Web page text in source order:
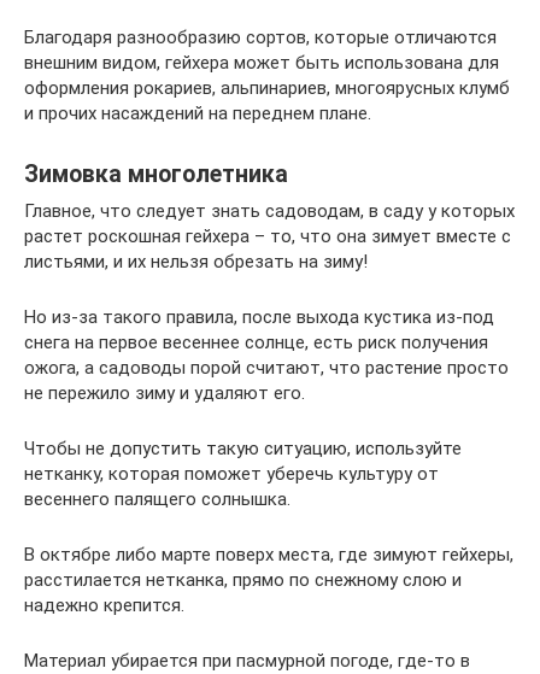
Благодаря разнообразию сортов, которые отличаются
внешним видом, гейхера может быть использована для
оформления рокариев, альпинариев, многоярусных клумб
и прочих насаждений на переднем плане.
Зимовка многолетника
Главное, что следует знать садоводам, в саду у которых
растет роскошная гейхера – то, что она зимует вместе с
листьями, и их нельзя обрезать на зиму!
Но из-за такого правила, после выхода кустика из-под
снега на первое весеннее солнце, есть риск получения
ожога, а садоводы порой считают, что растение просто
не пережило зиму и удаляют его.
Чтобы не допустить такую ситуацию, используйте
нетканку, которая поможет уберечь культуру от
весеннего палящего солнышка.
В октябре либо марте поверх места, где зимуют гейхеры,
расстилается нетканка, прямо по снежному слою и
надежно крепится.
Материал убирается при пасмурной погоде, где-то в